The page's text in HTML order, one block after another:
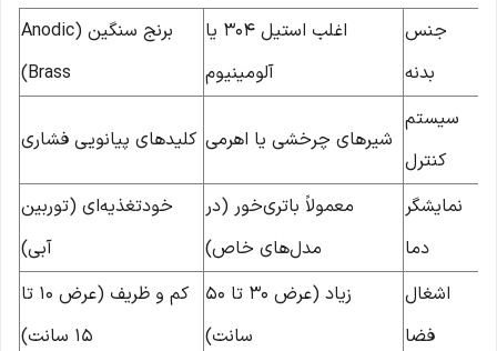
جنس
بدنه
اغلب استیل ۳۰۴ یا
آلومینیوم
برنج سنگین (Anodic
Brass)
سیستم
کنترل
شیرهای چرخشی یا اهرمی کلیدهای پیانویی فشاری
نمایشگر
دما
معمولاً باتری‌خور (در
مدل‌های خاص)
خودتغذیه‌ای (توربین
آبی)
اشغال
فضا
زیاد (عرض ۳۰ تا ۵۰
سانت)
کم و ظریف (عرض ۱۰ تا
۱۵ سانت)